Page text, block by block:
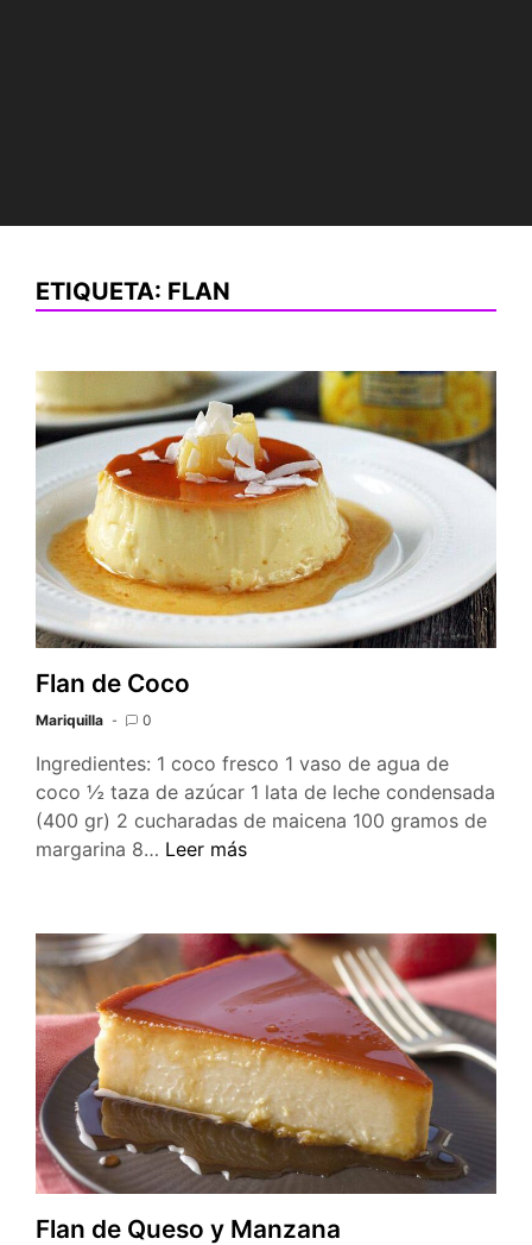
ETIQUETA: FLAN
Flan de Coco
Mariquilla 0
Ingredientes: 1 coco fresco 1 vaso de agua de
coco ½ taza de azúcar 1 lata de leche condensada
(400 gr) 2 cucharadas de maicena 100 gramos de
margarina 8… Flan
Leer más
Flan de Queso y Manzana